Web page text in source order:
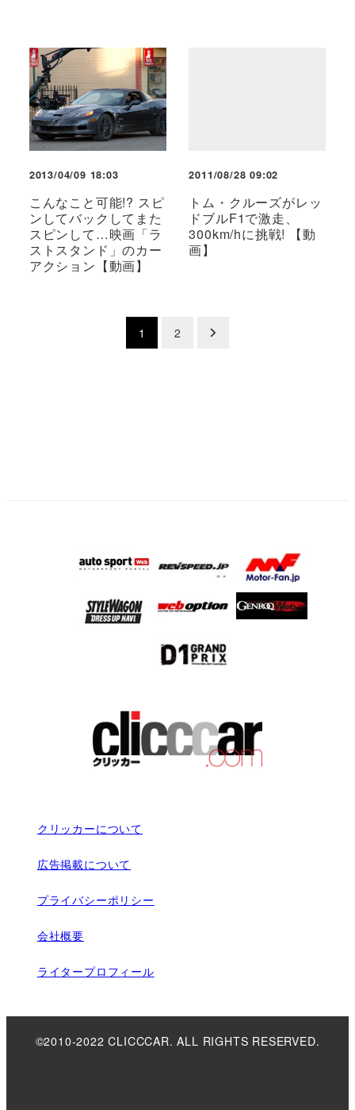
2013/04/09 18:03
こんなこと可能!? スピ
ンしてバックしてまた
スピンして…映画「ラ
ストスタンド」のカー
アクション【動画】
2011/08/28 09:02
トム・クルーズがレッ
ドブルF1で激走、
300km/hに挑戦! 【動
画】
1 2
クリッカーについて
広告掲載について
プライバシーポリシー
会社概要
ライタープロフィール
©2010-2022 CLICCCAR. ALL RIGHTS RESERVED.